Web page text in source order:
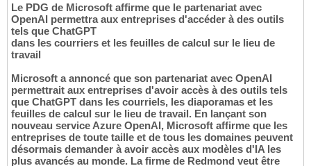
Le PDG de Microsoft affirme que le partenariat avec
OpenAI permettra aux entreprises d'accéder à des outils
tels que ChatGPT
dans les courriers et les feuilles de calcul sur le lieu de
travail
Microsoft a annoncé que son partenariat avec OpenAI
permettrait aux entreprises d'avoir accès à des outils tels
que ChatGPT dans les courriels, les diaporamas et les
feuilles de calcul sur le lieu de travail. En lançant son
nouveau service Azure OpenAI, Microsoft affirme que les
entreprises de toute taille et de tous les domaines peuvent
désormais demander à avoir accès aux modèles d'IA les
plus avancés au monde. La firme de Redmond veut être